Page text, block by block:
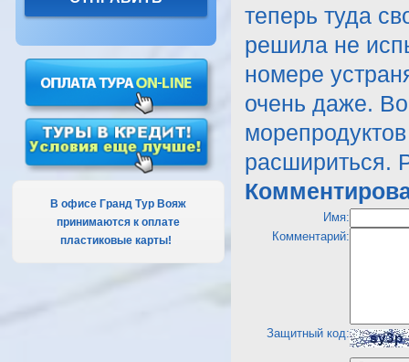
В офисе Гранд Тур Вояж
принимаются к оплате
пластиковые карты!
теперь туда
решила не
номере
очень даже.
расшириться.
Имя:
Комментарий:
Защитный код: